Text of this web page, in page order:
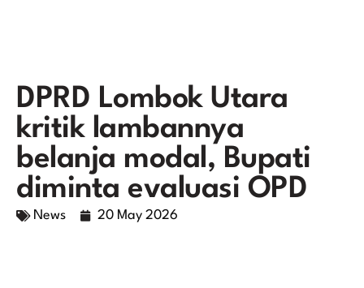
DPRD Lombok Utara
kritik lambannya
belanja modal, Bupati
diminta evaluasi OPD
News 20 May 2026